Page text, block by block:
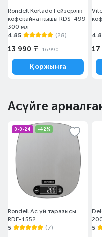
Rondell Kortado Гейзерлік
кофеқайнатқышы RDS-499
300 мл
4.85
(28)
13 990 ₸ 16 990 ₸
Қоржынға
4.8
17
Асүйге
0-0-24 -42%
Rondell Ас үй таразысы
RDE-1552
5
(7)
5